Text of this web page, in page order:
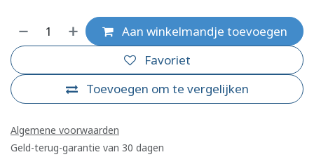
Aan winkelmandje toevoegen
Toevoegen om te vergelijken
Favoriet
Algemene voorwaarden
Geld-terug-garantie van 30 dagen